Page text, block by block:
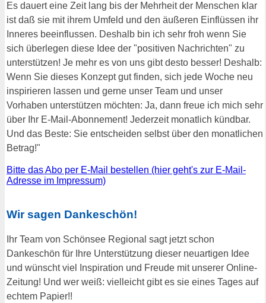
Es dauert eine Zeit lang bis der Mehrheit der Menschen klar
ist daß sie mit ihrem Umfeld und den äußeren Einflüssen ihr
Inneres beeinflussen. Deshalb bin ich sehr froh wenn Sie
sich überlegen diese Idee der "positiven Nachrichten" zu
unterstützen! Je mehr es von uns gibt desto besser! Deshalb:
Wenn Sie dieses Konzept gut finden, sich jede Woche neu
inspirieren lassen und gerne unser Team und unser
Vorhaben unterstützen möchten: Ja, dann freue ich mich sehr
über Ihr E-Mail-Abonnement! Jederzeit monatlich kündbar.
Und das Beste: Sie entscheiden selbst über den monatlichen
Betrag!"
Bitte das Abo per E-Mail bestellen (hier geht's zur E-Mail-
Adresse im Impressum)
Wir sagen Dankeschön!
Ihr Team von Schönsee Regional sagt jetzt schon
Dankeschön für Ihre Unterstützung dieser neuartigen Idee
und wünscht viel Inspiration und Freude mit unserer Online-
Zeitung! Und wer weiß: vielleicht gibt es sie eines Tages auf
echtem Papier!!